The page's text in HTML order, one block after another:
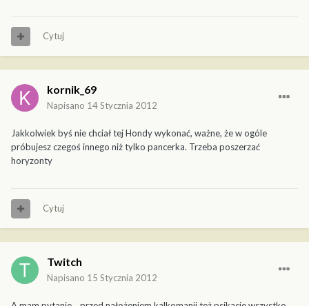
Cytuj
kornik_69
Napisano 14 Stycznia 2012
Jakkolwiek byś nie chciał tej Hondy wykonać, ważne, że w ogóle
próbujesz czegoś innego niż tylko pancerka. Trzeba poszerzać
horyzonty
Cytuj
Twitch
Napisano 15 Stycznia 2012